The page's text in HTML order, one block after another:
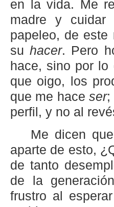
en la vida. Me
madre y
papeleo, de este
suhacer. Pero
hace, sino por
que oigo, los
que me haceser;
perfil, y no al
Me dicen
aparte de esto,
de tanto
de la
frustro al